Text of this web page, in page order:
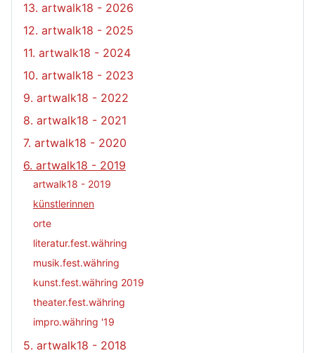
13. artwalk18 - 2026
12. artwalk18 - 2025
11. artwalk18 - 2024
10. artwalk18 - 2023
9. artwalk18 - 2022
8. artwalk18 - 2021
7. artwalk18 - 2020
6. artwalk18 - 2019
artwalk18 - 2019
künstlerinnen
orte
literatur.fest.währing
musik.fest.währing
kunst.fest.währing 2019
theater.fest.währing
impro.währing '19
5. artwalk18 - 2018